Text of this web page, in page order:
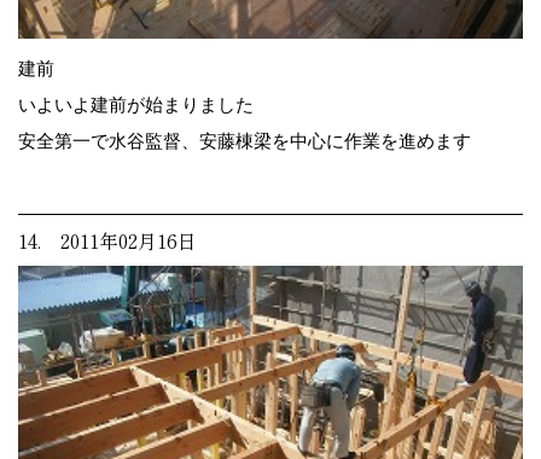
建前
いよいよ建前が始まりました
安全第一で水谷監督、安藤棟梁を中心に作業を進めます
14. 2011年02月16日